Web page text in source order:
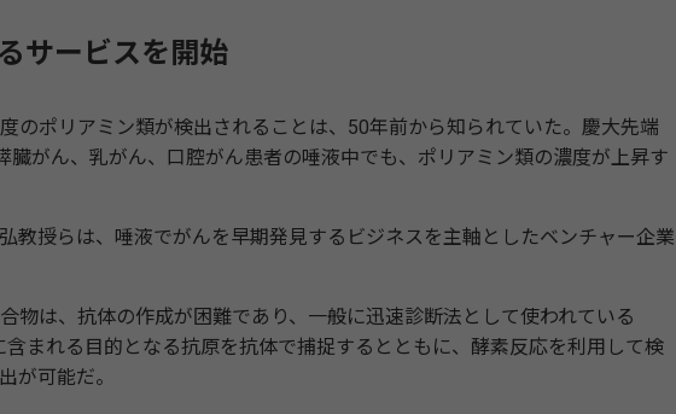
サービスを開始
のポリアミン類が検出されることは、50年前から知られていた。慶大先端
臓がん、乳がん、口腔がん患者の唾液中でも、ポリアミン類の濃度が上昇す
教授らは、唾液でがんを早期発見するビジネスを主軸としたベンチャー企業
物は、抗体の作成が困難であり、一般に迅速診断法として使われている
まれる目的となる抗原を抗体で捕捉するとともに、酵素反応を利用して検
が可能だ。